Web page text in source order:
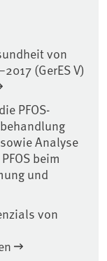
von
(GerES V)
PFOS-
Analyse
beim
und
von